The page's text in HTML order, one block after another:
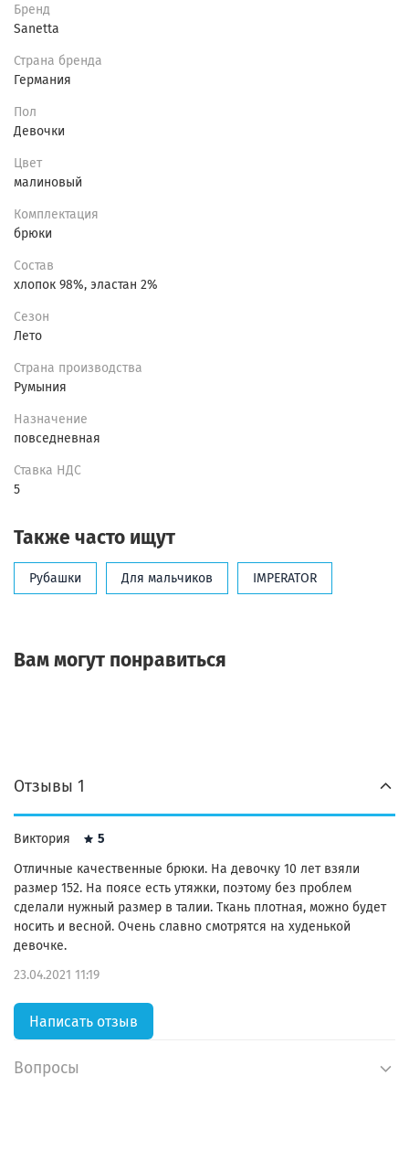
Бренд
Sanetta
Страна бренда
Германия
Пол
Девочки
Цвет
малиновый
Комплектация
брюки
Состав
хлопок 98%, эластан 2%
Сезон
Лето
Страна производства
Румыния
Назначение
повседневная
Ставка НДС
5
Также часто ищут
Рубашки Для мальчиков IMPERATOR
Вам могут понравиться
Отзывы 1
Виктория
5
Отличные качественные брюки. На девочку 10 лет взяли
размер 152. На поясе есть утяжки, поэтому без проблем
сделали нужный размер в талии. Ткань плотная, можно будет
носить и весной. Очень славно смотрятся на худенькой
девочке.
23.04.2021 11:19
Написать отзыв
Вопросы